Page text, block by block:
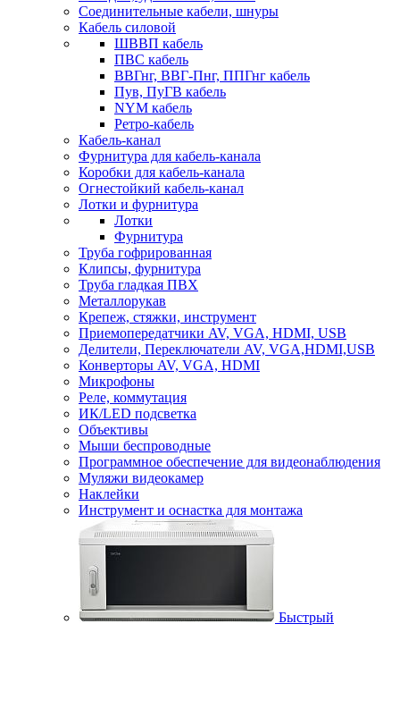
Соединительные кабели, шнуры
Кабель силовой
ШВВП кабель
ПВС кабель
ВВГнг, ВВГ-Пнг, ППГнг кабель
Пув, ПуГВ кабель
NYM кабель
Ретро-кабель
Кабель-канал
Фурнитура для кабель-канала
Коробки для кабель-канала
Огнестойкий кабель-канал
Лотки и фурнитура
Лотки
Фурнитура
Труба гофрированная
Клипсы, фурнитура
Труба гладкая ПВХ
Металлорукав
Крепеж, стяжки, инструмент
Приемопередатчики AV, VGA, HDMI, USB
Делители, Переключатели AV, VGA,HDMI,USB
Конверторы AV, VGA, HDMI
Микрофоны
Реле, коммутация
ИК/LED подсветка
Объективы
Мыши беспроводные
Программное обеспечение для видеонаблюдения
Муляжи видеокамер
Наклейки
Инструмент и оснастка для монтажа
Быстрый